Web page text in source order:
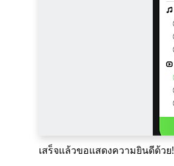
เสร็จแล้วขอแสดงความยินดีด้วย!